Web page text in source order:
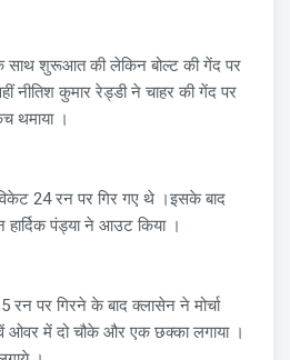
शुरूआत की लेकिन बोल्ट की गेंद पर
नीतिश कुमार रेड्डी ने चाहर की गेंद पर
थमाया ।
24 रन पर गिर गए थे ।इसके बाद
पंड्या ने आउट किया ।
पर गिरने के बाद क्लासेन ने मोर्चा
ओवर में दो चौके और एक छक्का लगाया ।